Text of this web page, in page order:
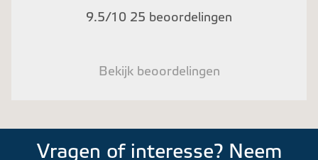
9.5/10 25 beoordelingen
Bekijk beoordelingen
Vragen of interesse? Neem